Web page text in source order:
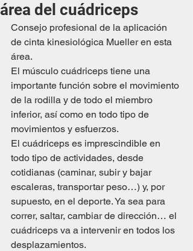
área del cuádriceps
Consejo profesional de la aplicación
de cinta kinesiológica Mueller en esta
área.
El músculo cuádriceps tiene una
importante función sobre el movimiento
de la rodilla y de todo el miembro
inferior, así como en todo tipo de
movimientos y esfuerzos.
El cuádriceps es imprescindible en
todo tipo de actividades, desde
cotidianas (caminar, subir y bajar
escaleras, transportar peso…) y, por
supuesto, en el deporte. Ya sea para
correr, saltar, cambiar de dirección… el
cuádriceps va a intervenir en todos los
desplazamientos.